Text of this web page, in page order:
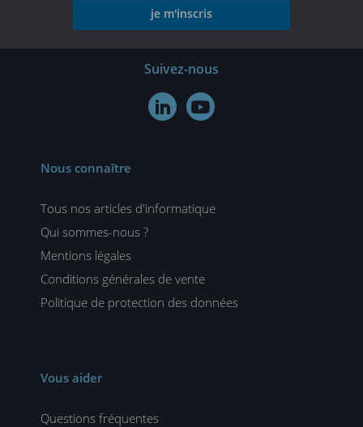
je m'inscris
Suivez-nous
 
Nous connaître
Tous nos articles d'informatique
Qui sommes-nous ?
Mentions légales
Conditions générales de vente
Politique de protection des données
Vous aider
Questions fréquentes